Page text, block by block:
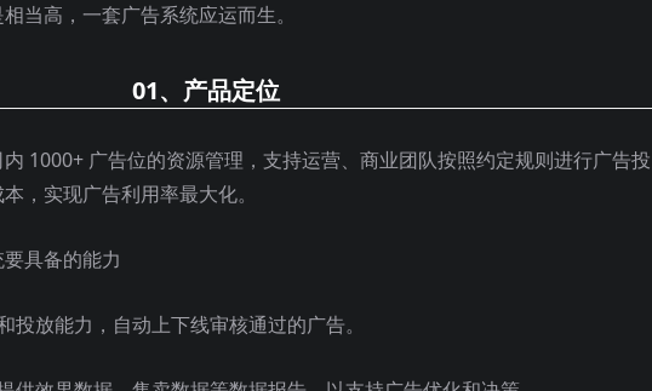
当高，一套广告系统应运而生。
01、 产品定位
1000+ 广告位的资源管理，支持运营、商业团队按照约定规则进行广告投
，实现广告利用率最大化。
具备的能力
放能力，自动上下线审核通过的广告。